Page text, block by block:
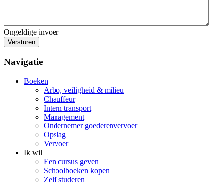
Ongeldige invoer
Versturen
Navigatie
Boeken
Arbo, veiligheid & milieu
Chauffeur
Intern transport
Management
Ondernemer goederenvervoer
Opslag
Vervoer
Ik wil
Een cursus geven
Schoolboeken kopen
Zelf studeren